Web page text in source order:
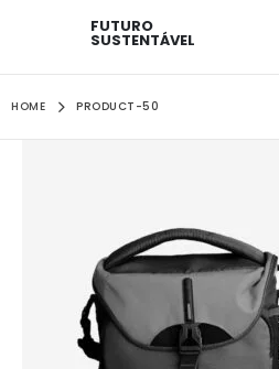
FUTURO
SUSTENTÁVEL
HOME PRODUCT-50